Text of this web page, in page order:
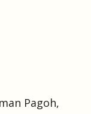
Pagoh,